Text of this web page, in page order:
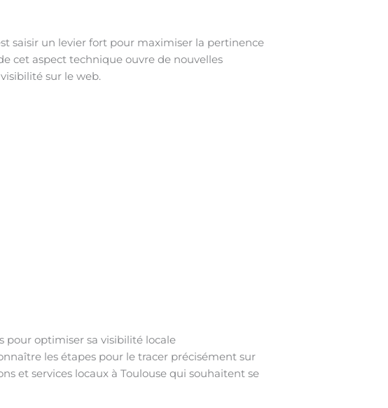
saisir un levier fort pour maximiser la pertinence
cet aspect technique ouvre de nouvelles
sur le web.
pour optimiser sa visibilité locale
les étapes pour le tracer précisément sur
et services locaux à Toulouse qui souhaitent se